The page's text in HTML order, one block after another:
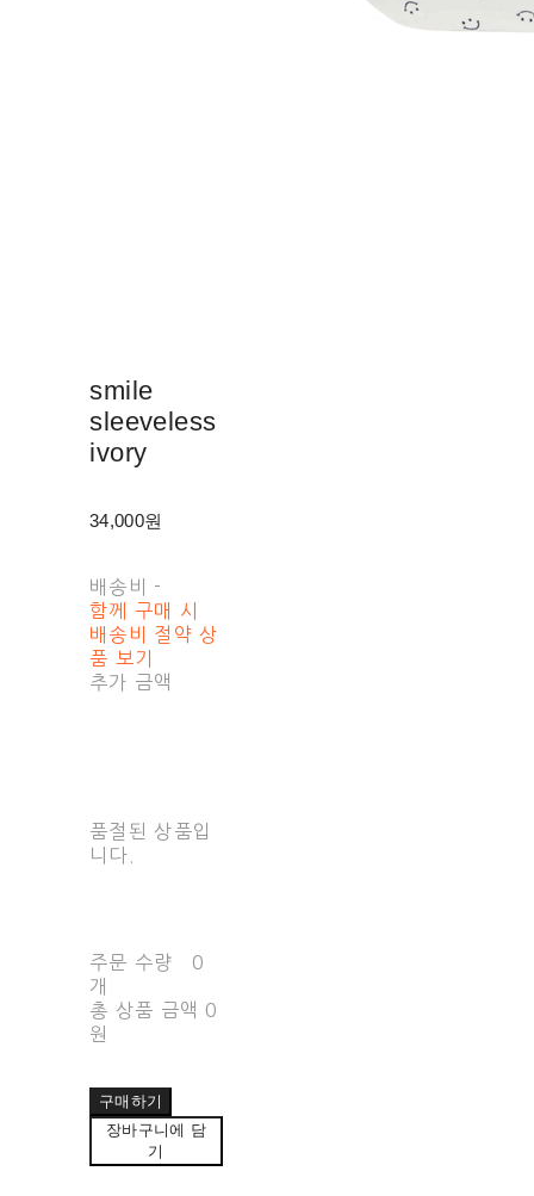
smile
sleeveless
ivory
34,000원
배송비 -
함께 구매 시
배송비 절약 상
품 보기
추가 금액
품절된 상품입
니다.
주문 수량
0
개
총 상품 금액 0
원
구매하기
장바구니에 담
기